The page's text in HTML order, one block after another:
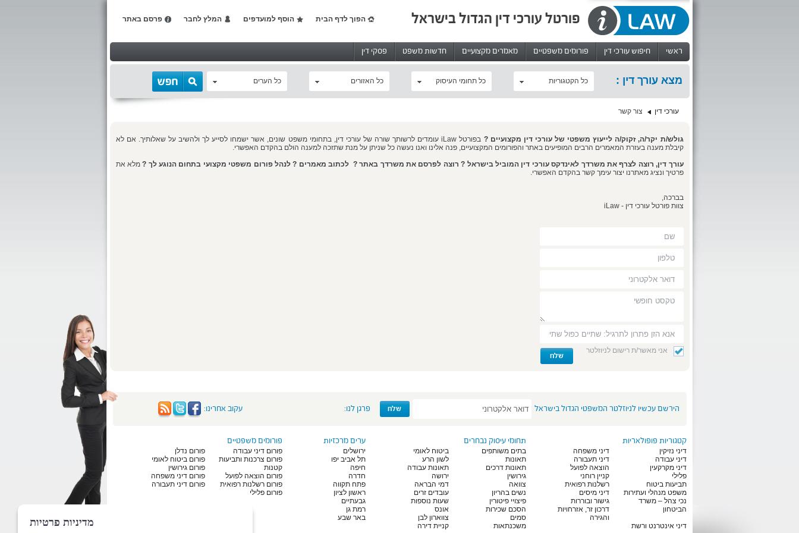
פרסם באתר המלץ לחבר הוסף למועדפים הפוך לדף הבית פורטל עורכי דין הגדול בישראל
ראשי חיפוש עורכי דין פורומים משפטיים מאמרים מקצועיים חדשות משפט פסקי דין
מצא עורך דין : כל הקטגוריות כל תחומי העיסוק כל האזורים כל הערים
עורכי דין צור קשר
גולש/ת יקר/ה, זקוק/ה לייעוץ משפטי של עורכי דין מקצועיים ? בפורטלiLaw
עומדים לרשותך שורה של עורכי דין, בתחומי משפט שונים, אשר ישמחו לסייע לך ולהשיב על שאלותיך. אם לא
קיבלת מענה בעזרת המאמרים הרבים המופיעים באתר והפורומים המקצועיים, פנה אלינו ואנו נעשה כל שניתן על מנת שתזכה למענה הולם בהקדם האפשרי.
עורך דין, רוצה לצרף את משרדך לאינדקס עורכי דין המוביל בישראל ? רוצה לפרסם את משרדך באתר ? לכתוב מאמרים ? לנהל פורום משפטי מקצועי בתחום הנוגע לך ?מלא את
פרטיך ונציג מאתרנו יצור עימך קשר בהקדם האפשרי.
בברכה,
צוות פורטל עורכי דין - iLaw
אני מאשר/ת רישום לניוזלטר
הירשם עכשיו לניוזלטר המשפטי הגדול בישראל פרגן לנו: עקוב אחרינו:
קטגוריות פופולאריות
דיני נזיקין
דיני משפחה
דיני עבודה
דיני תעבורה
דיני מקרקעין
הוצאה לפועל
פלילי
קניין רוחני
תביעות ביטוח
רשלנות רפואית
משפט מנהלי ועתירות
דיני מיסים
נכי צהל – משרד
הביטחון
גישור ובוררות
דרכון זר, אזרחויות
והגירה
דיני אינטרנט ורשת
תחומי עיסוק נבחרים
בתים משותפים
ביטוח לאומי
תאונות
לשון הרע
תאונות דרכים
תאונות עבודה
גירושין
ירושה
צוואה
דמי הבראה
נשים בהריון
עובדים זרים
פיצויי פיטורין
שעות נוספות
הסכם שכירות
אונס
סמים
צווארון לבן
משכנתאות
קניית דירה
ערים מרכזיות
ירושלים
תל אביב יפו
חיפה
חדרה
פתח תקווה
ראשון לציון
גבעתיים
רמת גן
באר שבע
פורומים משפטיים
פורום דיני עבודה
פורום נדלן
פורום צרכנות ותביעות
קטנות
פורום ביטוח לאומי
פורום גירושין
פורום הוצאה לפועל
פורום דיני משפחה
פורום רשלנות רפואית
פורום דיני תעבורה
פורום פלילי
מדיניות פרטיות